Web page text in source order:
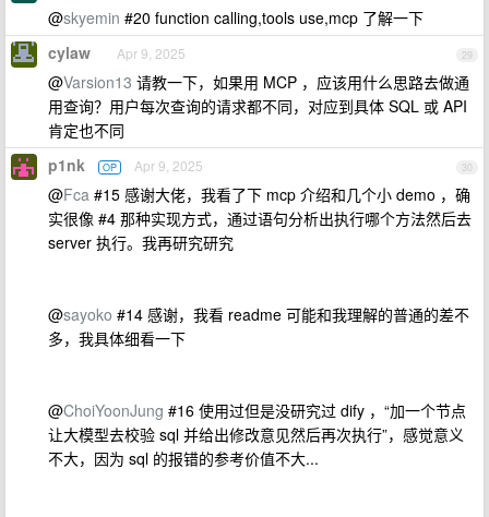
@skyemin #20 function calling,tools use,mcp 了解一下
29
cylaw Apr 9, 2025
@Varsion13 请教一下，如果用 MCP ，应该用什么思路去做通
用查询？用户每次查询的请求都不同，对应到具体 SQL 或 API
肯定也不同
30
p1nk OP Apr 9, 2025
@Fca #15 感谢大佬，我看了下 mcp 介绍和几个小 demo ，确
实很像 #4 那种实现方式，通过语句分析出执行哪个方法然后去
server 执行。我再研究研究
@sayoko #14 感谢，我看 readme 可能和我理解的普通的差不
多，我具体细看一下
@ChoiYoonJung #16 使用过但是没研究过 dify ，“加一个节点
让大模型去校验 sql 并给出修改意见然后再次执行”，感觉意义
不大，因为 sql 的报错的参考价值不大...